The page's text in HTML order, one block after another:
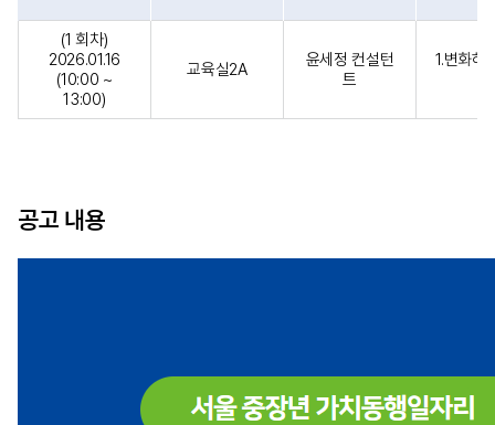
(1 회차)
2026.01.16
(10:00 ~
13:00)
교육실2A
윤세정 컨설턴
트
1.변화하
공고 내용